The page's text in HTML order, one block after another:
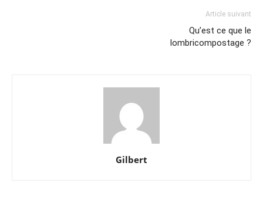
Article suivant
Qu’est ce que le
lombricompostage ?
Gilbert